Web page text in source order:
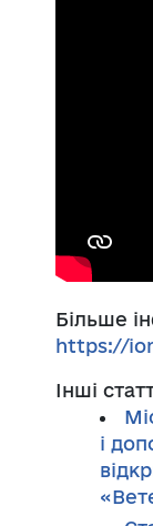
Більше
https://
Інші
і